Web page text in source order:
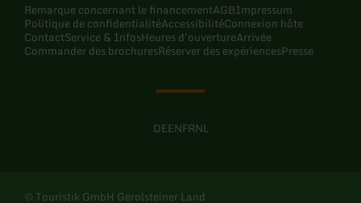
Remarque concernant le financementAGBImpressum
Politique de confidentialitéAccessibilitéConnexion hôte
ContactService & InfosHeures d'ouvertureArrivée
Commander des brochuresRéserver des expériencesPresse
DEENFRNL
© Touristik GmbH Gerolsteiner Land